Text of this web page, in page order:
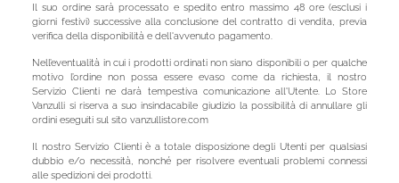
Il suo ordine sarà processato e spedito entro massimo 48 ore (esclusi i
giorni festivi) successive alla conclusione del contratto di vendita, previa
verifica della disponibilità e dell'avvenuto pagamento.
Nell’eventualità in cui i prodotti ordinati non siano disponibili o per qualche
motivo l’ordine non possa essere evaso come da richiesta, il nostro
Servizio Clienti ne darà tempestiva comunicazione all'Utente. Lo Store
Vanzulli si riserva a suo insindacabile giudizio la possibilità di annullare gli
ordini eseguiti sul sito vanzullistore.com
Il nostro Servizio Clienti è a totale disposizione degli Utenti per qualsiasi
dubbio e/o necessità, nonché per risolvere eventuali problemi connessi
alle spedizioni dei prodotti.